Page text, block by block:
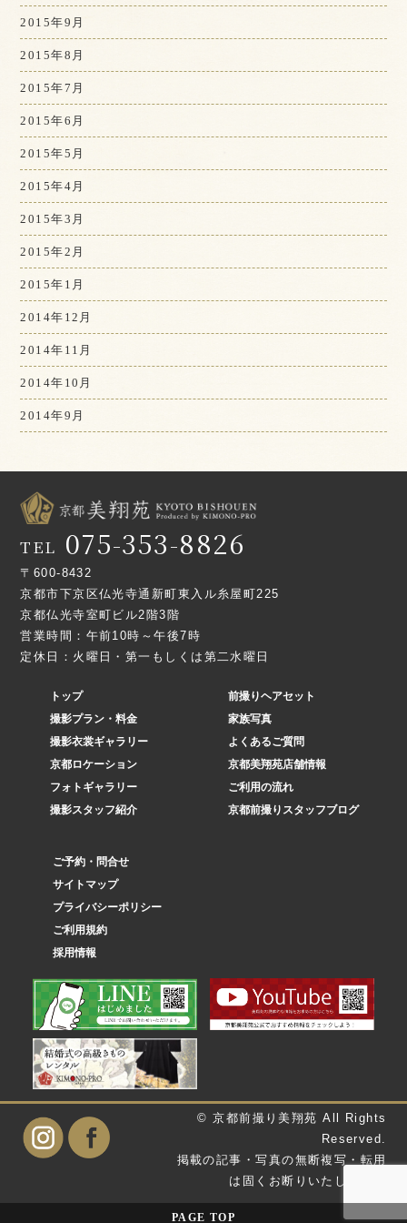
PAGE TOP
2015年9月
2015年8月
2015年7月
2015年6月
2015年5月
2015年4月
2015年3月
2015年2月
2015年1月
2014年12月
2014年11月
2014年10月
2014年9月
TEL 075-353-8826
〒600-8432
京都市下京区仏光寺通新町東入ル糸屋町225
京都仏光寺室町ビル2階3階
営業時間：午前10時～午後7時
定休日：火曜日・第一もしくは第二水曜日
トップ
撮影プラン・料金
撮影衣裳ギャラリー
京都ロケーション
フォトギャラリー
撮影スタッフ紹介
前撮りヘアセット
家族写真
よくあるご質問
京都美翔苑店舗情報
ご利用の流れ
京都前撮りスタッフブログ
ご予約・問合せ
サイトマップ
プライバシーポリシー
ご利用規約
採用情報
© 京都前撮り美翔苑 All Rights
Reserved.
掲載の記事・写真の無断複写・転用
は固くお断りいたします。